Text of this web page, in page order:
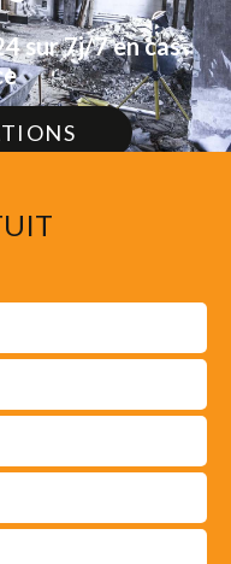
sur 7j/7 en cas